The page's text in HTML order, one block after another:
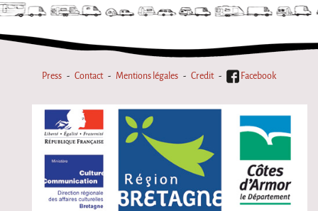
Territorial projects
On-site projects
Générations Cirque
La Première Fois - The First Time
Implantations au Relecq Kerhuon
Dédoublez-moi
Mobile projects
Cycling tour
Press Contact Mentions légales Credit Facebook